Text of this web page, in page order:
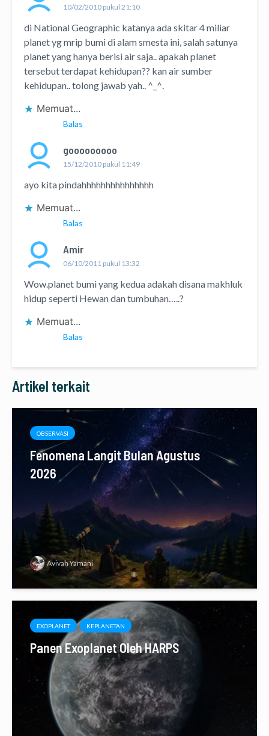
10/02/2010 pukul 21:10
di National Geographic katanya ada skitar 4 miliar
planet yg mrip bumi di alam smesta ini, salah satunya
planet yang hanya berisi air saja.. apakah planet
tersebut terdapat kehidupan?? kan air sumber
kehidupan.. tolong jawab yah.. ^_^.
Memuat...
Balas
gooooooooo
15/12/2010 pukul 11:49
ayo kita pindahhhhhhhhhhhhhhh
Memuat...
Balas
Amir
06/10/2011 pukul 13:32
Wow.planet bumi yang kedua adakah disana makhluk
hidup seperti Hewan dan tumbuhan…..?
Memuat...
Balas
Artikel terkait
OBSERVASI
Fenomena Langit Bulan Agustus
2026
Avivah Yamani
EXOPLANET KEPLANETAN
Panen Exoplanet Oleh HARPS